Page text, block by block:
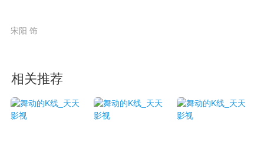
宋阳 饰
相关推荐